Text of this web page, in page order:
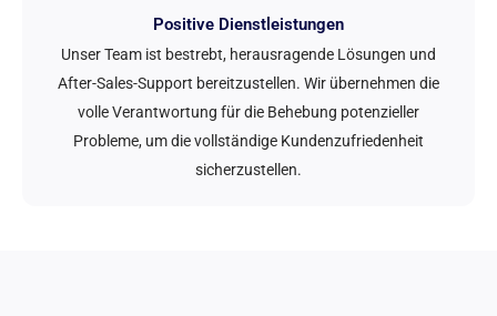
Positive Dienstleistungen
Unser Team ist bestrebt, herausragende Lösungen und
After-Sales-Support bereitzustellen. Wir übernehmen die
volle Verantwortung für die Behebung potenzieller
Probleme, um die vollständige Kundenzufriedenheit
sicherzustellen.